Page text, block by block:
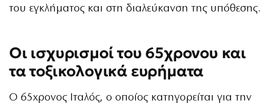
του εγκλήματος και στη διαλεύκανση της υπόθεσης.
Οι ισχυρισμοί του 65χρονου και
τα τοξικολογικά ευρήματα
Ο 65χρονος Ιταλός, ο οποίος κατηγορείται για την